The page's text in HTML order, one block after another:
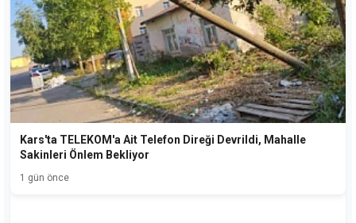
Kars'ta TELEKOM'a Ait Telefon Direği Devrildi, Mahalle
Sakinleri Önlem Bekliyor
1 gün önce